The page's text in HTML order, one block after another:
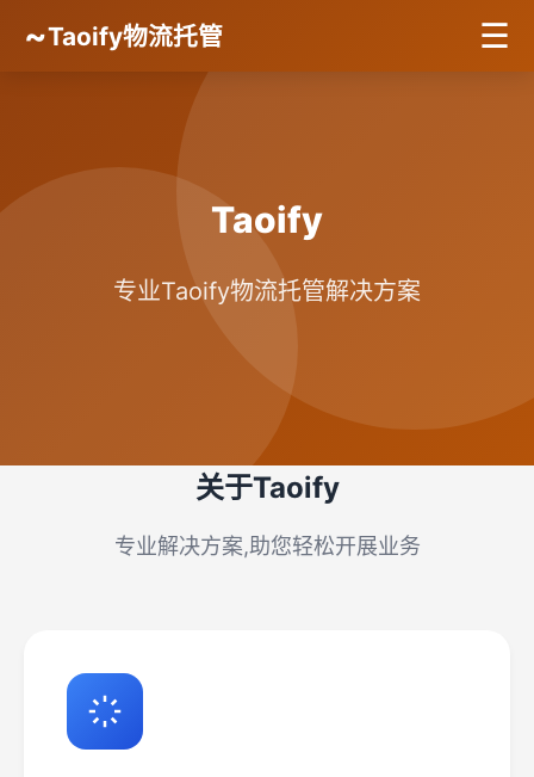
~Taoify物流托管 ☰
Taoify
专业Taoify物流托管解决方案
关于Taoify
专业解决方案,助您轻松开展业务